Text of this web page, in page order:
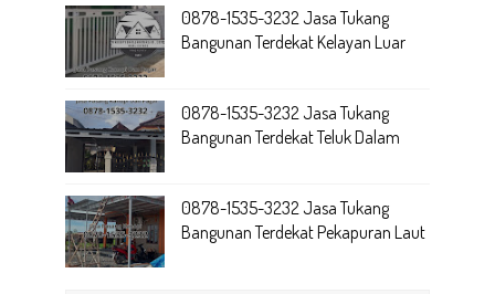
0878-1535-3232 Jasa Tukang
Bangunan Terdekat Kelayan Luar
0878-1535-3232 Jasa Tukang
Bangunan Terdekat Teluk Dalam
0878-1535-3232 Jasa Tukang
Bangunan Terdekat Pekapuran Laut